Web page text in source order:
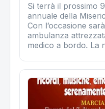
Si terrà il prossimo
annuale della
Con l’occasione
ambulanza
medico a bordo. La